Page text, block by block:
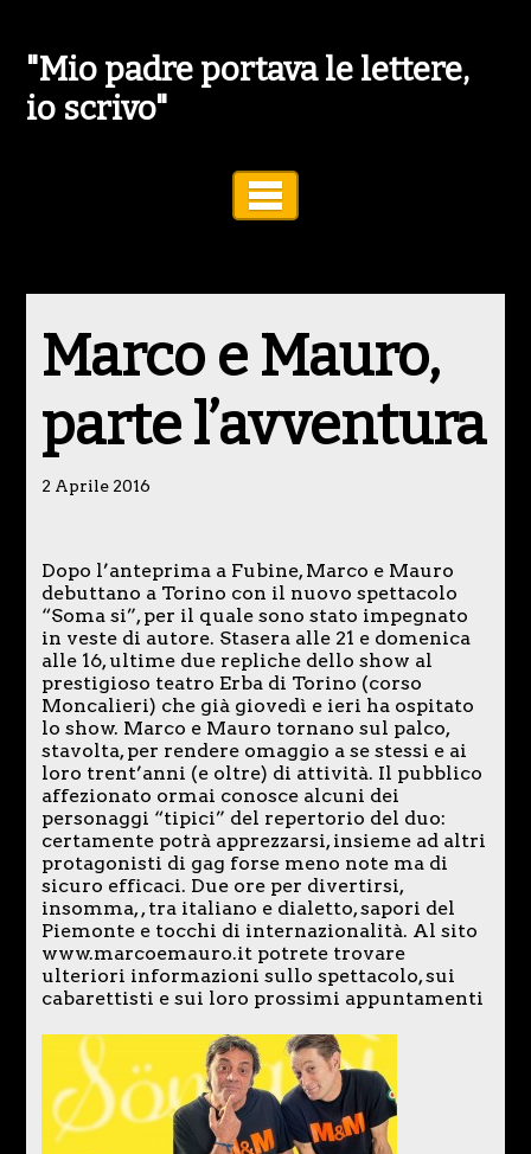
"Mio padre portava le lettere,
io scrivo"
Marco e Mauro,
parte l’avventura
2 Aprile 2016
Dopo l’anteprima a Fubine, Marco e Mauro
debuttano a Torino con il nuovo spettacolo
“Soma si”, per il quale sono stato impegnato
in veste di autore. Stasera alle 21 e domenica
alle 16, ultime due repliche dello show al
prestigioso teatro Erba di Torino (corso
Moncalieri) che già giovedì e ieri ha ospitato
lo show. Marco e Mauro tornano sul palco,
stavolta, per rendere omaggio a se stessi e ai
loro trent’anni (e oltre) di attività. Il pubblico
affezionato ormai conosce alcuni dei
personaggi “tipici” del repertorio del duo:
certamente potrà apprezzarsi, insieme ad altri
protagonisti di gag forse meno note ma di
sicuro efficaci. Due ore per divertirsi,
insomma, , tra italiano e dialetto, sapori del
Piemonte e tocchi di internazionalità. Al sito
www.marcoemauro.it potrete trovare
ulteriori informazioni sullo spettacolo, sui
cabarettisti e sui loro prossimi appuntamenti